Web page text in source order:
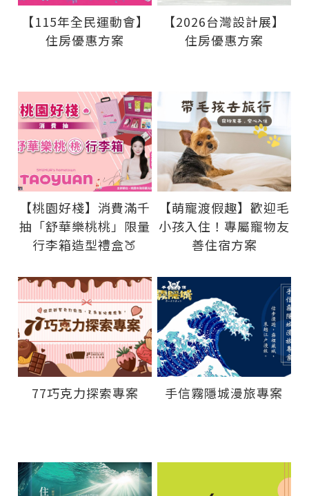
【115年全民運動會】
住房優惠方案
【2026台灣設計展】
住房優惠方案
【桃園好棧】消費滿千
抽「舒華樂桃桃」限量
行李箱造型禮盒🍑
【萌寵渡假趣】歡迎毛
小孩入住！專屬寵物友
善住宿方案
77巧克力探索專案 手信霧隱城漫旅專案